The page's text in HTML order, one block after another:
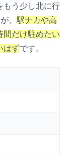
もう少し北に行
、 駅ナカや高
間だけ駐めたい
はずです。